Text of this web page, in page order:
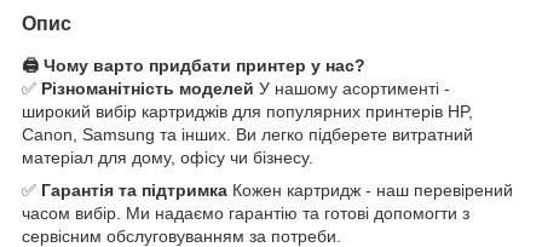
Опис
🖨️ Чому варто придбати принтер у нас?
✅ Різноманітність моделей У нашому асортименті -
широкий вибір картриджів для популярних принтерів HP,
Canon, Samsung та інших. Ви легко підберете витратний
матеріал для дому, офісу чи бізнесу.
✅ Гарантія та підтримка Кожен картридж - наш перевірений
часом вибір. Ми надаємо гарантію та готові допомогти з
сервісним обслуговуванням за потреби.